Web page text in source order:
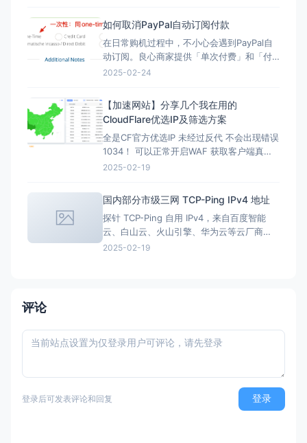
配置config_token ▼ Option config_t
如何取消PayPal自动订阅付款
在日常购机过程中，不小心会遇到PayPal自
动订阅。良心商家提供「单次付费」和「付
费订阅」两类选项。但现在良心商家日渐变
流程走完，自动完成订阅，一年后莫名其妙
被扣款。本文简单介绍「付费订阅」的优
劣、如何发现「付费订阅」、以及事后如何
取消「付费订阅」。 付
2025-02-24
【加速网站】分享几个我在用的
CloudFlare优选IP及筛选方案
全是CF官方优选IP 未经过反代 不会出现错误
1034！ 可以正常开启WAF 获取客户端真实
IP！ 云服务监测平台 虽然我跟此站长 因其他
优选Cname 在此话题上 我跟他交流了很多
他做的优选Cname是根据丢包率 持续稳定性
速度 国内多地区家宽
2025-02-19
国内部分市级三网 TCP-Ping IPv4 地址
探针 TCP-Ping 自用 IPv4，来自百度智能
云、白山云、火山引擎、华为云等云厂商
CDN 节点 仅供 TCP-Ping 使用，不要使用
2025-02-19
评论
登录后可发表评论和回复 登录